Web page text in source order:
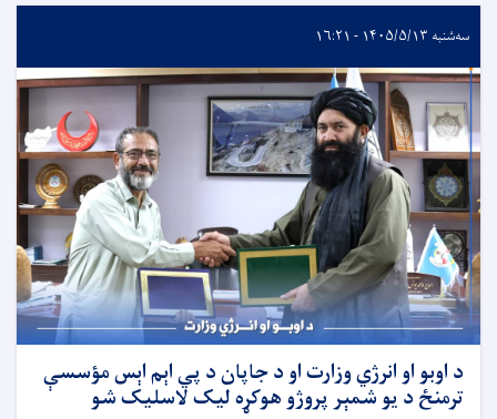
سه‌شنبه ۱۴۰۵/۵/۱۳ - ۱۶:۲۱
د اوبو او انرژي وزارت او د جاپان د پي اېم اېس مؤسسې
ترمنځ د یو شمېر پروژو هوکړه لیک لاسلیک شو